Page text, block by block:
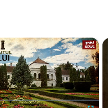
×